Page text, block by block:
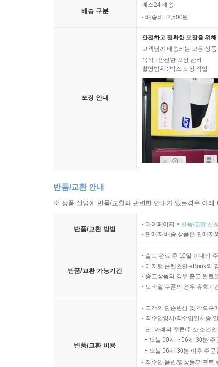
배송 구분
예스24 배송
배송비 : 2,500원
포장 안내
안전하고 정확한 포장을 위
고객님께 배송되는 모든 상
목적 : 안전한 포장 관리
촬영범위 : 박스 포장 작업
반품/교환 안내
※ 상품 설명에 반품/교환과 관련한 안내가 있는경우 아
반품/교환 방법
마이페이지 > 반품/교환 신
판매자 배송 상품은 판매자
반품/교환 가능기간
출고 완료 후 10일 이내의
디지털 콘텐츠인 eBook의
중고상품의 경우 출고 완료
모바일 쿠폰의 경우 유효기
반품/교환 비용
고객의 단순변심 및 착오구
직수입양서/직수입일서중
단, 아래의 주문/취소 조건
오늘 00시 ~ 06시 30분
오늘 06시 30분 이후 주
직수입 음반/영상물/기프트